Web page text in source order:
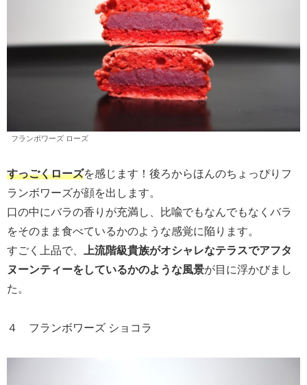
フランボワーズ ローズ
すっごくローズを感じます！後ろからほんのちょっぴりフ
ランボワーズが顔を出します。
口の中にバラの香りが充満し、比喩でもなんでもなくバラ
をそのまま食べているかのような感覚に陥ります。
すごく上品で、 上流階級貴族がオシャレなテラスでアフタ
ヌーンティーをしているかのような風景が目に浮かびまし
た。
４ フランボワーズ ショコラ